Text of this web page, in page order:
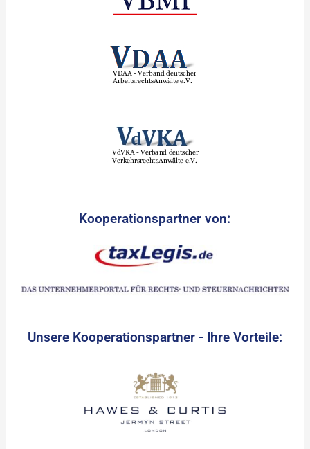
Kooperationspartner von:
Unsere Kooperationspartner - Ihre Vorteile: